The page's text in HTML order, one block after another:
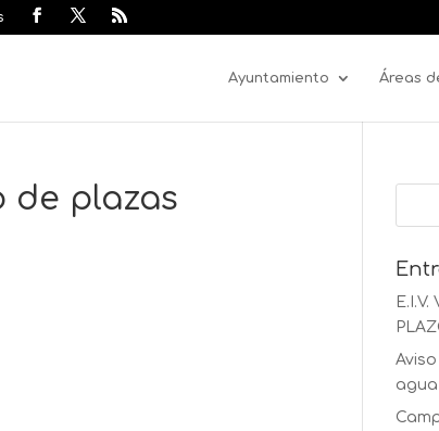
Ayuntamiento Áreas
de plazas
agua